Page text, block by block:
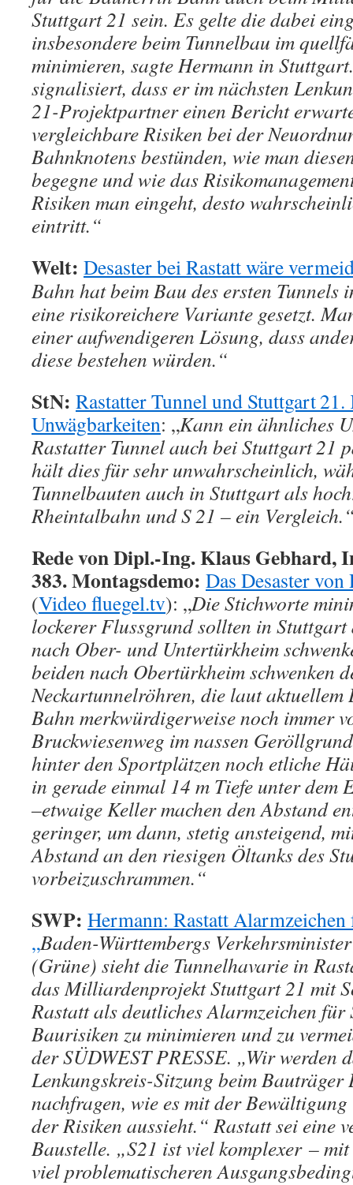
Stuttgart 21 sein. Es gelte die dabei
insbesondere beim Tunnelbau im
minimieren, sagte Hermann in
signalisiert, dass er im nächsten
21-Projektpartner einen Bericht
vergleichbare Risiken bei der
Bahnknotens bestünden, wie man
begegne und wie das
Risiken man eingeht, desto
eintritt.“
Welt: Desaster bei Rastatt wäre
Bahn hat beim Bau des ersten Tunnels
eine risikoreichere Variante gesetzt.
einer aufwendigeren Lösung, dass
diese bestehen würden.“
StN: Rastatter Tunnel und Stuttgart
Unwägbarkeiten: „Kann ein ähnliches
Rastatter Tunnel auch bei Stuttgart 21
hält dies für sehr unwahrscheinlich,
Tunnelbauten auch in Stuttgart als
Rheintalbahn und S 21 – ein
Rede von Dipl.-Ing. Klaus Gebhard,
383. Montagsdemo: Das Desaster
(Video fluegel.tv): „Die Stichworte
lockerer Flussgrund sollten in Stuttgart
nach Ober- und Untertürkheim
beiden nach Obertürkheim schwenken
Neckartunnelröhren, die laut
Bahn merkwürdigerweise noch immer
Bruckwiesenweg im nassen
hinter den Sportplätzen noch etliche
in gerade einmal 14 m Tiefe unter dem
–etwaige Keller machen den Abstand
geringer, um dann, stetig ansteigend,
Abstand an den riesigen Öltanks des
vorbeizuschrammen.“
SWP: Hermann: Rastatt
„Baden-Württembergs
(Grüne) sieht die Tunnelhavarie in
das Milliardenprojekt Stuttgart 21 mit
Rastatt als deutliches Alarmzeichen für
Baurisiken zu minimieren und zu
der SÜDWEST PRESSE. „Wir werden
Lenkungskreis-Sitzung beim Bauträger
nachfragen, wie es mit der
der Risiken aussieht.“ Rastatt sei eine
Baustelle. „S21 ist viel komplexer –
viel problematischeren